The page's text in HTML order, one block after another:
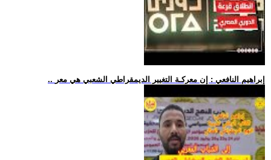
.. إبراهيم النافعي : إن معركـة التغيير الديمقراطي الشعبي هي معر